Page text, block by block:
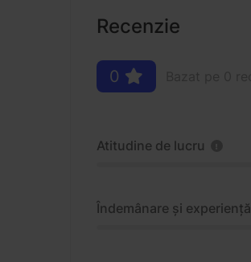
Recenzie
0
Atitudine de lucru
Îndemânare și experiență